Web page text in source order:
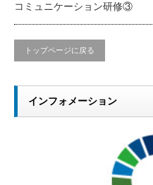
コミュニケーション研修③
トップページに戻る
インフォメーション